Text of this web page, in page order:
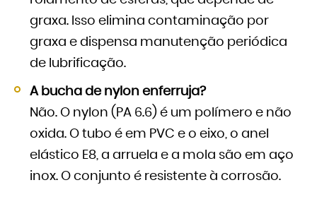
graxa. Isso elimina contaminação por
graxa e dispensa manutenção periódica
de lubrificação.
A bucha de nylon enferruja?
Não. O nylon (PA 6.6) é um polímero e não
oxida. O tubo é em PVC e o eixo, o anel
elástico E8, a arruela e a mola são em aço
inox. O conjunto é resistente à corrosão.